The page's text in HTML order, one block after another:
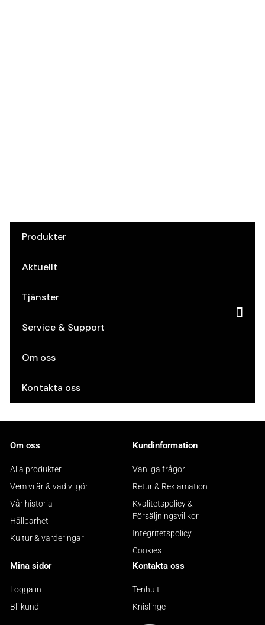
Produkter
Aktuellt
Tjänster
Service & Support
Om oss
Kontakta oss
Om oss
Alla produkter
Vem vi är & vad vi gör
Vår historia
Hållbarhet
Kultur & värderingar
Kundinformation
Vanliga frågor
Retur & Reklamation
Kvalitetspolicy &
Försäljningsvillkor
Integritetspolicy
Cookies
Mina sidor
Logga in
Bli kund
Kontakta oss
Tenhult
Knislinge